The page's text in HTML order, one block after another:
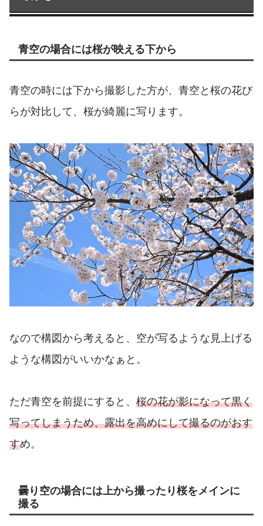
青空の場合には桜が映える下から
青空の時には下から撮影した方が、青空と桜の花び
らが対比して、桜が綺麗に写ります。
なので構図から考えると、空が写るような見上げる
ような構図がいいかなぁと。
ただ青空を前提にすると、 桜の花が影になって黒く
写ってしまうため、露出を高めにして撮るのがおす
すめ。
曇り空の場合には上から撮ったり桜をメインに
撮る